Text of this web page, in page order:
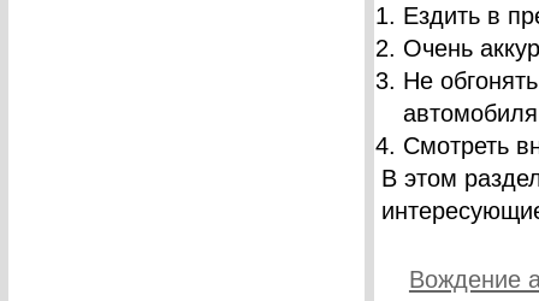
Ездить в
Очень
Не
автомобиля
Смотреть
В этом
Вождение